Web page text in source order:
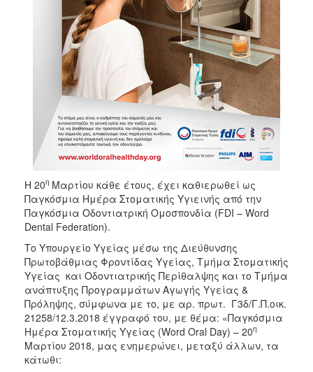
Ημερήσιας
Φροντίδας
Ηλικιωμένων
(Κ.Η.Φ.Η.)
Κ.Δ.Α.Π.Α.μεΑ.
Αδειοδότηση
Έλεγχος
Βρεφονηπιακών
Σταθμών
Ιατρείο
Ξενώνας
Φιλοξενίας
Γυναικών
Κέντρο
Κοινότητας
Κοινωνικό
Φαρμακείο
Κοινωνικό
Παντοπωλείο
Ισότητα
Η 20η Μαρτίου κάθε έτους, έχει καθιερωθεί ως
Παγκόσμια Ημέρα Στοματικής Υγιεινής από την
Παγκόσμια Οδοντιατρική Ομοσπονδία (FDI – Word
Dental Federation).
Το Υπουργείο Υγείας μέσω της Διεύθυνσης
Πρωτοβάθμιας Φροντίδας Υγείας, Τμήμα Στοματικής
Υγείας και Οδοντιατρικής Περίθαλψης και το Τμήμα
ανάπτυξης Προγραμμάτων Αγωγής Υγείας &
Πρόληψης, σύμφωνα με το, με αρ. πρωτ. Γ3δ/Γ.Π.οικ.
21258/12.3.2018 έγγραφό του, με θέμα: «Παγκόσμια
Ημέρα Στοματικής Υγείας (Word Oral Day) – 20η
Μαρτίου 2018, μας ενημερώνει, μεταξύ άλλων, τα
κάτωθι: